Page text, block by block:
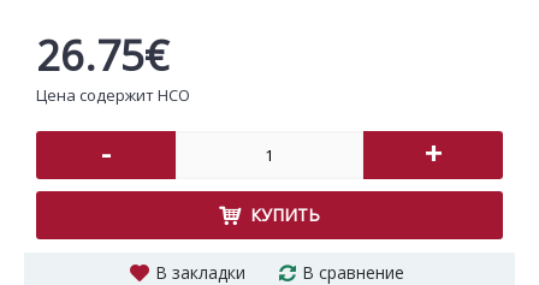
26.75€
Цена содержит НСО
- +
КУПИТЬ
В закладки В сравнение